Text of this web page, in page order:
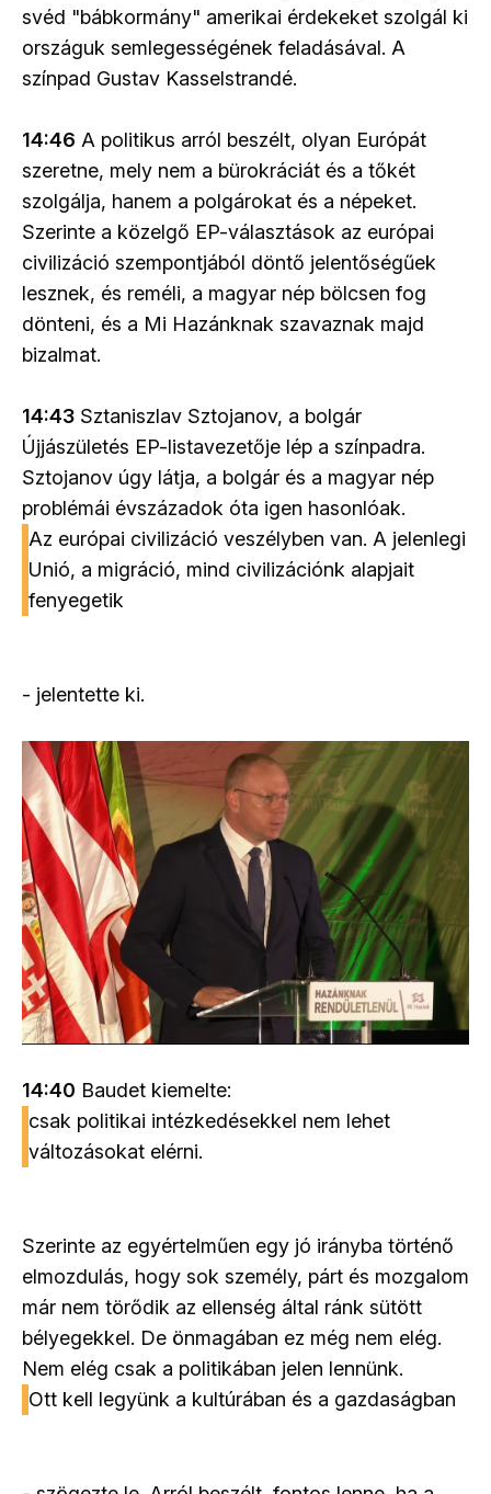
svéd "bábkormány" amerikai érdekeket szolgál ki
országuk semlegességének feladásával. A
színpad Gustav Kasselstrandé.
14:46 A politikus arról beszélt, olyan Európát
szeretne, mely nem a bürokráciát és a tőkét
szolgálja, hanem a polgárokat és a népeket.
Szerinte a közelgő EP-választások az európai
civilizáció szempontjából döntő jelentőségűek
lesznek, és reméli, a magyar nép bölcsen fog
dönteni, és a Mi Hazánknak szavaznak majd
bizalmat.
14:43 Sztaniszlav Sztojanov, a bolgár
Újjászületés EP-listavezetője lép a színpadra.
Sztojanov úgy látja, a bolgár és a magyar nép
problémái évszázadok óta igen hasonlóak.
Az európai civilizáció veszélyben van. A jelenlegi
Unió, a migráció, mind civilizációnk alapjait
fenyegetik
- jelentette ki.
14:40 Baudet kiemelte:
csak politikai intézkedésekkel nem lehet
változásokat elérni.
Szerinte az egyértelműen egy jó irányba történő
elmozdulás, hogy sok személy, párt és mozgalom
már nem törődik az ellenség által ránk sütött
bélyegekkel. De önmagában ez még nem elég.
Nem elég csak a politikában jelen lennünk.
Ott kell legyünk a kultúrában és a gazdaságban